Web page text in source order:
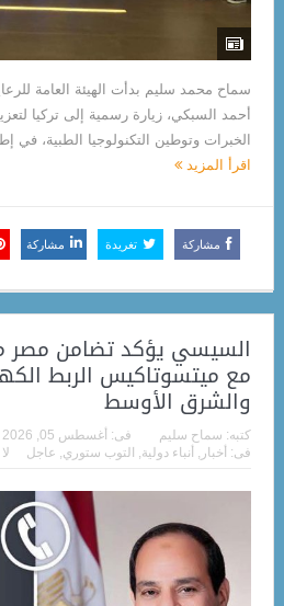
سماح محمد سليم بدأت الهيئة العامة
أحمد السبكي، زيارة رسمية إلى تركيا
الخبرات وتوطين التكنولوجيا الطبية، في
اقرأ المزيد
مشاركة تغريدة مشاركة
السيسي يؤكد تضامن مصر
مع ميتسوتاكيس الربط
والشرق الأوسط
كتبه: سماح سليم فى: أغسطس 05, 2026
فى: أخبار , أنباء دولية, التوب ستوري, عاجل